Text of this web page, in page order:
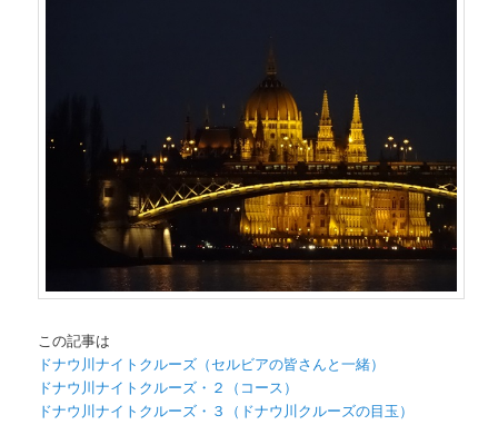
この記事は
ドナウ川ナイトクルーズ（セルビアの皆さんと一緒）
ドナウ川ナイトクルーズ・２（コース）
ドナウ川ナイトクルーズ・３（ドナウ川クルーズの目玉）